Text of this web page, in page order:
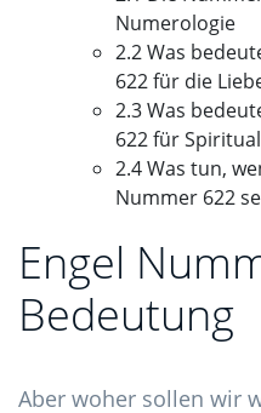
Numerologie
2.2 Was
622 für die
2.3 Was
622 für
2.4 Was tun,
Nummer 622
Engel
Bedeutung
Aber woher sollen wir